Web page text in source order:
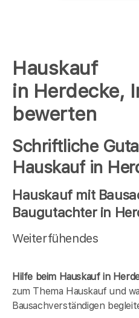
Hauskauf
in Herdecke,
bewerten
Schriftliche
Hauskauf in
Hauskauf mit
Baugutachter in
Weiterfühendes
Hilfe beim Hauskauf in
zum Thema Hauskauf und
Bausachverständigen